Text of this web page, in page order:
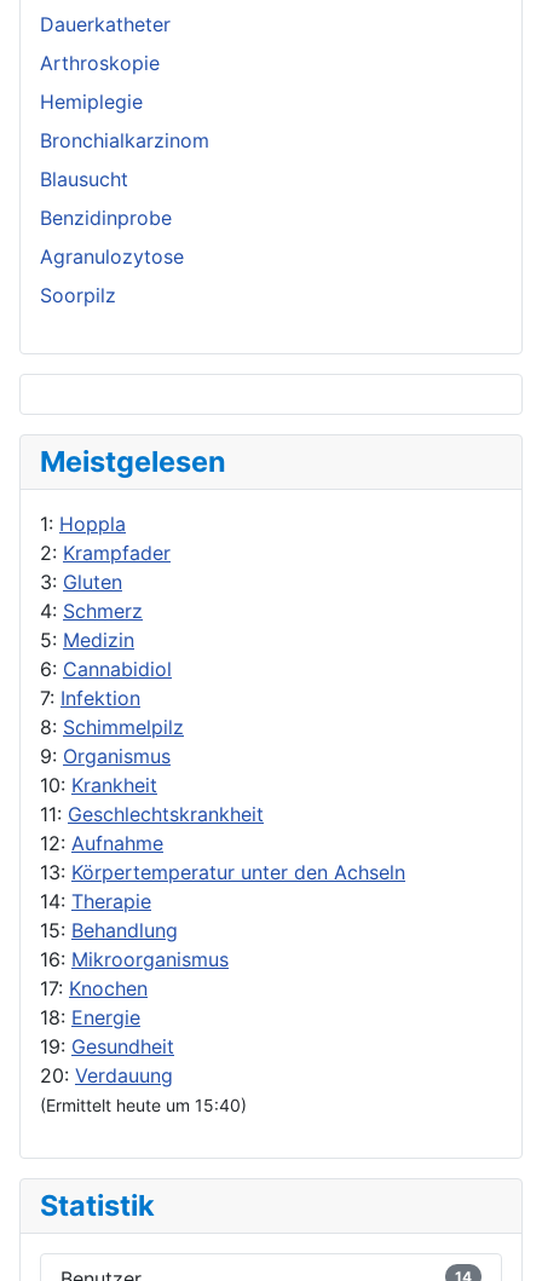
Dauerkatheter
Arthroskopie
Hemiplegie
Bronchialkarzinom
Blausucht
Benzidinprobe
Agranulozytose
Soorpilz
Meistgelesen
1: Hoppla
2: Krampfader
3: Gluten
4: Schmerz
5: Medizin
6: Cannabidiol
7: Infektion
8: Schimmelpilz
9: Organismus
10: Krankheit
11: Geschlechtskrankheit
12: Aufnahme
13: Körpertemperatur unter den Achseln
14: Therapie
15: Behandlung
16: Mikroorganismus
17: Knochen
18: Energie
19: Gesundheit
20: Verdauung
(Ermittelt heute um 15:40)
Statistik
14